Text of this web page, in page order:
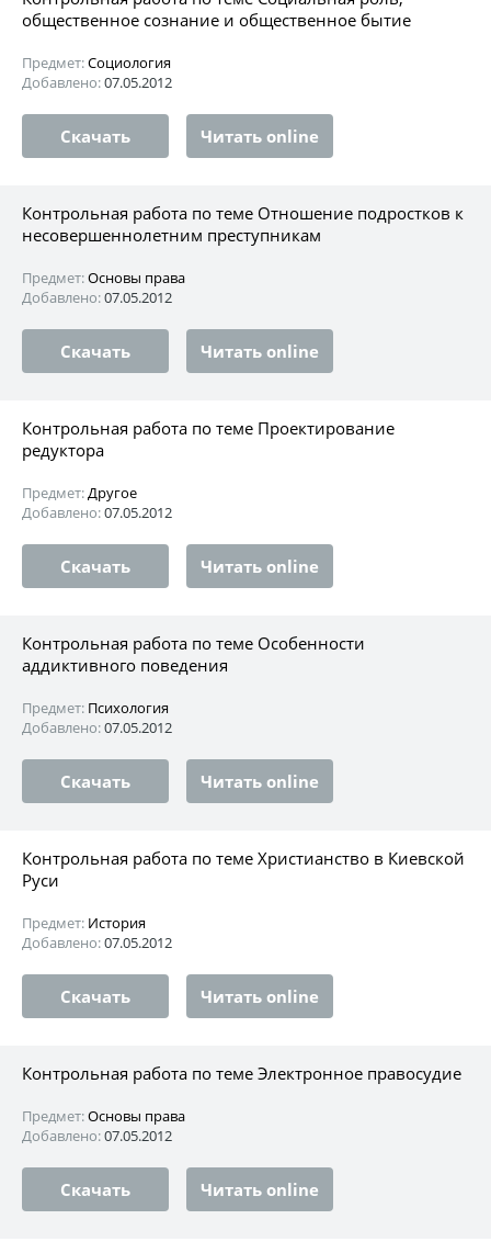
общественное сознание и общественное бытие
Предмет:Социология
Добавлено:07.05.2012
Скачать Читать online
Контрольная работа по теме Отношение подростков к
несовершеннолетним преступникам
Предмет:Основы права
Добавлено:07.05.2012
Скачать Читать online
Контрольная работа по теме Проектирование
редуктора
Предмет:Другое
Добавлено:07.05.2012
Скачать Читать online
Контрольная работа по теме Особенности
аддиктивного поведения
Предмет: Психология
Добавлено:07.05.2012
Скачать Читать online
Контрольная работа по теме Христианство в Киевской
Руси
Предмет: История
Добавлено:07.05.2012
Скачать Читать online
Контрольная работа по теме Электронное правосудие
Предмет:Основы права
Добавлено:07.05.2012
Скачать Читать online